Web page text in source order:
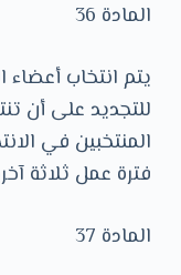
المادة 36
يتم انتخاب
للتجديد على أن
المنتخبين في
فترة عمل ثلاثة
المادة 37